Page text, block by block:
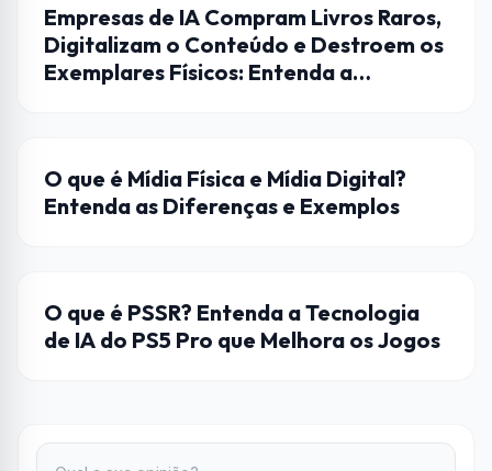
CULTURA
Empresas de IA Compram Livros Raros,
Digitalizam o Conteúdo e Destroem os
Exemplares Físicos: Entenda a
ENTRETENIMENTO
O que é Mídia Física e Mídia Digital?
Entenda as Diferenças e Exemplos
HARDWARE
O que é PSSR? Entenda a Tecnologia
de IA do PS5 Pro que Melhora os Jogos